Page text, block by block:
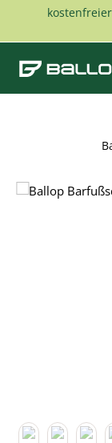
Zum Hauptinhalt
Bildergalerie